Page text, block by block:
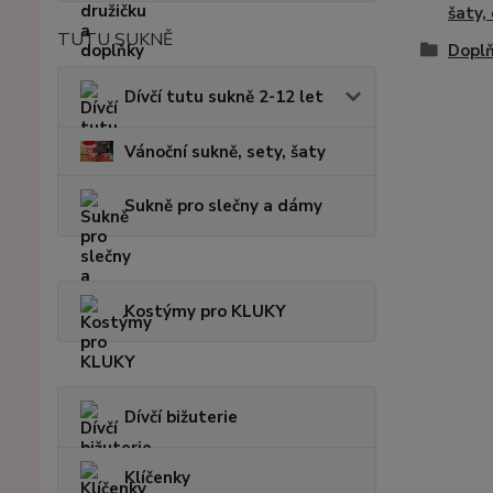
TUTU SUKNĚ
Dívčí tutu sukně 2-12 let
Vánoční sukně, sety, šaty
Sukně pro slečny a dámy
Kostýmy pro KLUKY
Dívčí bižuterie
Klíčenky
šaty,